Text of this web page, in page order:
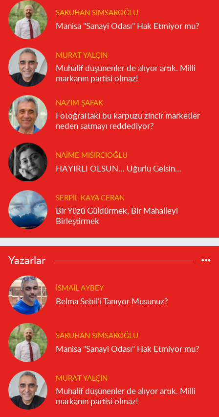
SARUHAN SIMSAROĞLU
Manisa "Sanayi Odası" Hak Etmiyor mu?
MURAT YALÇIN
Muhalif düşünenler de alıyor artık. Milli
markanın partisi olmaz!
NAZIM ŞAFAK
Fotoğraftaki bu karpuzu zincir marketler
neden satmayı reddediyor?
NAIME MISIRCIOĞLU
HAYIRLI OLSUN… Uğurlu Gelsin…
SERPIL KAYA CERAN
Bir Yüzü Güldürmek, Bir Mahalleyi
Birleştirmek
Yazarlar
İSMAIL AYBEY
Belma Sebil’i Tanıyor Musunuz?
SARUHAN SIMSAROĞLU
Manisa "Sanayi Odası" Hak Etmiyor mu?
MURAT YALÇIN
Muhalif düşünenler de alıyor artık. Milli
markanın partisi olmaz!